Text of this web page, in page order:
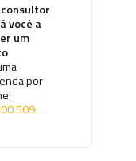
você a
um
por
509